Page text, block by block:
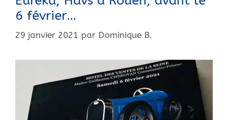
6 février…
29 janvier 2021 par Dominique B.